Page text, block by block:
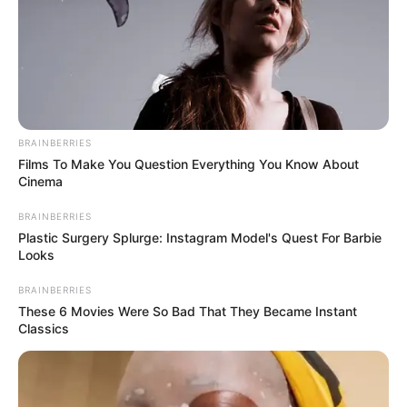
α) οι ημερομίσθιοι που δεν θα απασχοληθούν
για λόγους που δεν οφείλονται σ’ αυτούς, θα
πάρουν το συνήθως καταβαλλόμενο για τη
συγκεκριμένη ημέρα ημερομίσθιό τους.
β) οι επί μηνιαίο μισθό, δεν δικαιούνται άλλη
αμοιβή πέρα από το καταβαλλόμενο μισθό
τους.
Για τους μισθωτούς που θα απασχοληθούν
κατά την 15η Αυγούστου ισχύουν τα εξής:
α) οι ημερομίσθιοι θα λάβουν το συνηθισμένο
ημερομίσθιό τους και προσαύξηση 75% που
θα υπολογισθεί στο νόμιμο ωρομίσθιό τους,
για όσες ώρες απασχοληθούν.
BRAINBERRIES
Films To Make You Question Everything You Know About
Cinema
BRAINBERRIES
Plastic Surgery Splurge: Instagram Model's Quest For Barbie
Looks
BRAINBERRIES
These 6 Movies Were So Bad That They Became Instant
Classics